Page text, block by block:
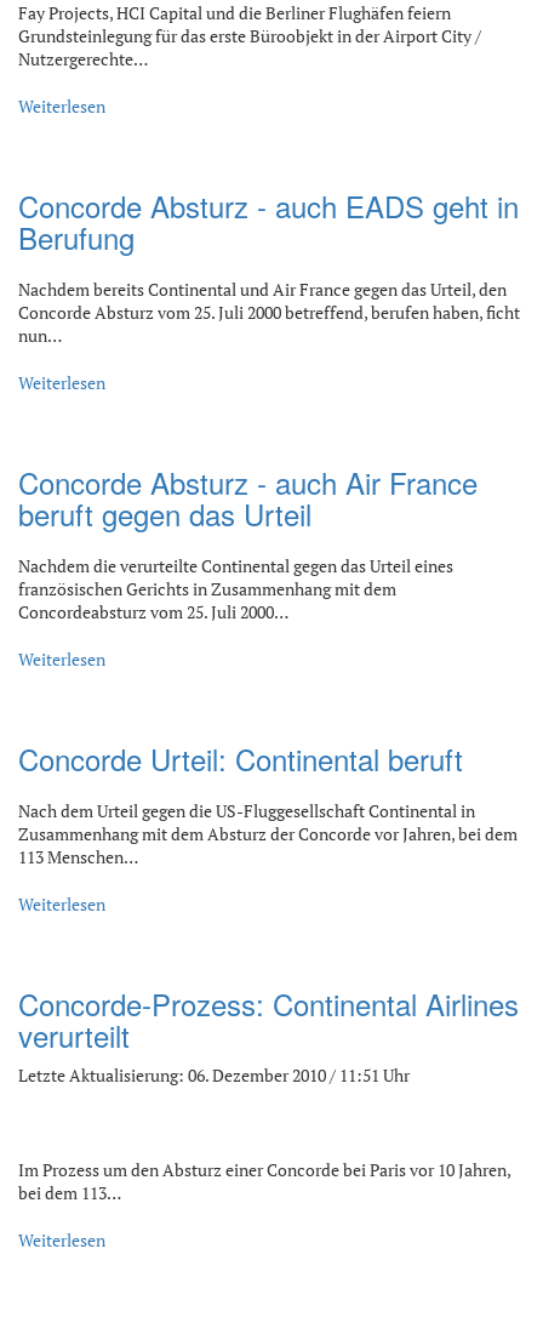
Fay Projects, HCI Capital und die Berliner Flughäfen feiern
Grundsteinlegung für das erste Büroobjekt in der Airport City /
Nutzergerechte…
Weiterlesen
Concorde Absturz - auch EADS geht in
Berufung
Nachdem bereits Continental und Air France gegen das Urteil, den
Concorde Absturz vom 25. Juli 2000 betreffend, berufen haben, ficht
nun…
Weiterlesen
Concorde Absturz - auch Air France
beruft gegen das Urteil
Nachdem die verurteilte Continental gegen das Urteil eines
französischen Gerichts in Zusammenhang mit dem
Concordeabsturz vom 25. Juli 2000…
Weiterlesen
Concorde Urteil: Continental beruft
Nach dem Urteil gegen die US-Fluggesellschaft Continental in
Zusammenhang mit dem Absturz der Concorde vor Jahren, bei dem
113 Menschen…
Weiterlesen
Concorde-Prozess: Continental Airlines
verurteilt
Letzte Aktualisierung: 06. Dezember 2010 / 11:51 Uhr
Im Prozess um den Absturz einer Concorde bei Paris vor 10 Jahren,
bei dem 113…
Weiterlesen